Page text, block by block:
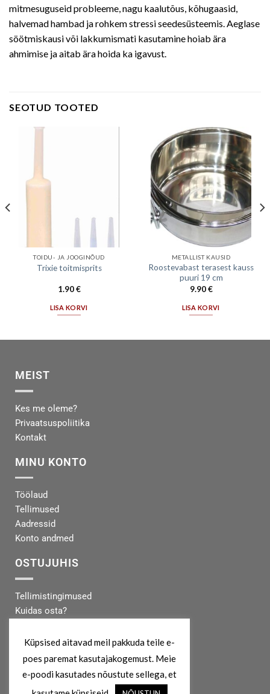
mitmesuguseid probleeme, nagu kaalutõus, kõhugaasid,
halvemad hambad ja rohkem stressi seedesüsteemis. Aeglase
söötmiskausi või lakkumismati kasutamine hoiab ära
ahmimise ja aitab ära hoida ka igavust.
SEOTUD TOOTED
TOIDU- JA JOOGINÕUD
Trixie toitmisprits
1.90€
LISA KORVI
METALLIST KAUSID
Roostevabast terasest kauss
puuri 19 cm
9.90€
LISA KORVI
MEIST
Kes me oleme?
Privaatsuspoliitika
Kontakt
MINU KONTO
Töölaud
Tellimused
Aadressid
Konto andmed
OSTUJUHIS
Tellimistingimused
Kuidas osta?
Tarneinfo
MEIST
Küpsised aitavad meil pakkuda teile e-
poes paremat kasutajakogemust. Meie
e-poodi kasutades nõustute sellega, et